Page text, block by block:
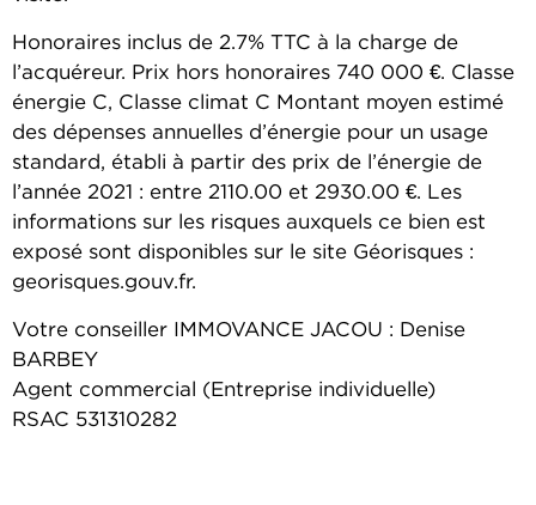
Honoraires inclus de 2.7% TTC à la charge de
l’acquéreur. Prix hors honoraires 740 000 €. Classe
énergie C, Classe climat C Montant moyen estimé
des dépenses annuelles d’énergie pour un usage
standard, établi à partir des prix de l’énergie de
l’année 2021 : entre 2110.00 et 2930.00 €. Les
informations sur les risques auxquels ce bien est
exposé sont disponibles sur le site Géorisques :
georisques.gouv.fr.
Votre conseiller IMMOVANCE JACOU : Denise
BARBEY
Agent commercial (Entreprise individuelle)
RSAC 531310282